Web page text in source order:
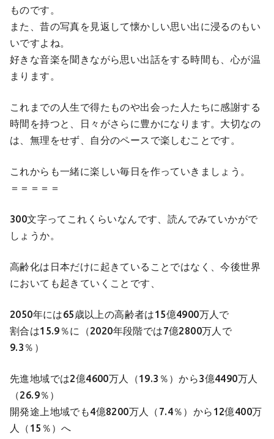
ものです。
また、昔の写真を見返して懐かしい思い出に浸るのもい
いですよね。
好きな音楽を聞きながら思い出話をする時間も、心が温
まります。
これまでの人生で得たものや出会った人たちに感謝する
時間を持つと、日々がさらに豊かになります。大切なの
は、無理をせず、自分のペースで楽しむことです。
これからも一緒に楽しい毎日を作っていきましょう。
＝＝＝＝＝
300文字ってこれくらいなんです、読んでみていかがで
しょうか。
高齢化は日本だけに起きていることではなく、今後世界
においても起きていくことです、
2050年には65歳以上の高齢者は15億4900万人で
割合は15.9％に（2020年段階では7億2800万人で
9.3％）
先進地域では2億4600万人（19.3％）から3億4490万人
（26.9％）
開発途上地域でも4億8200万人（7.4％）から12億400万
人（15％）へ